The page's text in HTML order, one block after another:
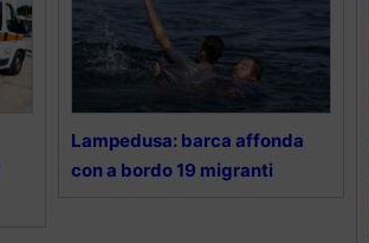
Lampedusa: barca affonda
con a bordo 19 migranti